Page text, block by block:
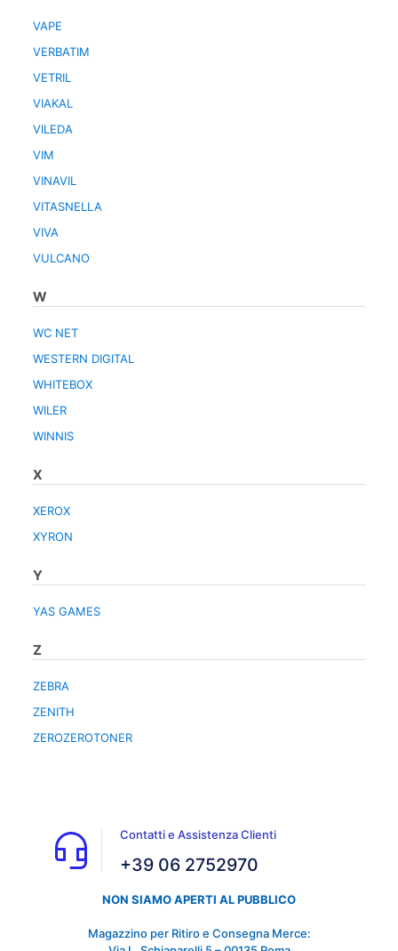
VAPE
VERBATIM
VETRIL
VIAKAL
VILEDA
VIM
VINAVIL
VITASNELLA
VIVA
VULCANO
W
WC NET
WESTERN DIGITAL
WHITEBOX
WILER
WINNIS
X
XEROX
XYRON
Y
YAS GAMES
Z
ZEBRA
ZENITH
ZEROZEROTONER
Contatti e Assistenza Clienti
+39 06 2752970
NON SIAMO APERTI AL PUBBLICO
Magazzino per Ritiro e Consegna Merce: